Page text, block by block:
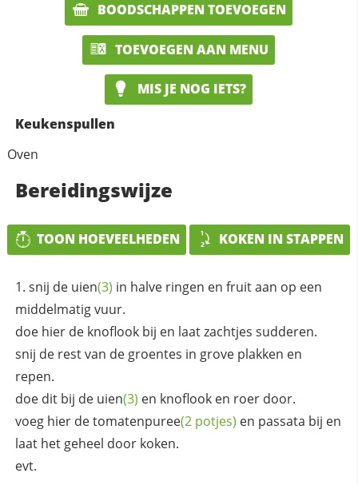
BOODSCHAPPEN TOEVOEGEN
TOEVOEGEN AAN MENU
MIS JE NOG IETS?
Keukenspullen
Oven
Bereidingswijze
TOON HOEVEELHEDEN KOKEN IN STAPPEN
snij de uien(3) in halve ringen en fruit aan op een
middelmatig vuur.
doe hier de knoflook bij en laat zachtjes sudderen.
snij de rest van de groentes in grove plakken en
repen.
doe dit bij de uien(3) en knoflook en roer door.
voeg hier detomatenpuree(2 potjes) en passata bij en
laat het geheel door koken.
evt.